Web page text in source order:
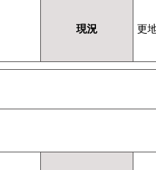
現況 更